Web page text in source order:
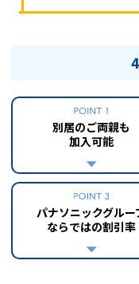
別居のご両親も
加入可能
パナソニックグルー
ならではの割引率